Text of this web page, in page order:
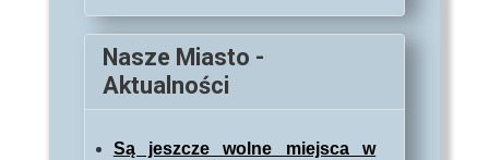
Nasze Miasto -
Aktualności
Są jeszcze wolne miejsca w